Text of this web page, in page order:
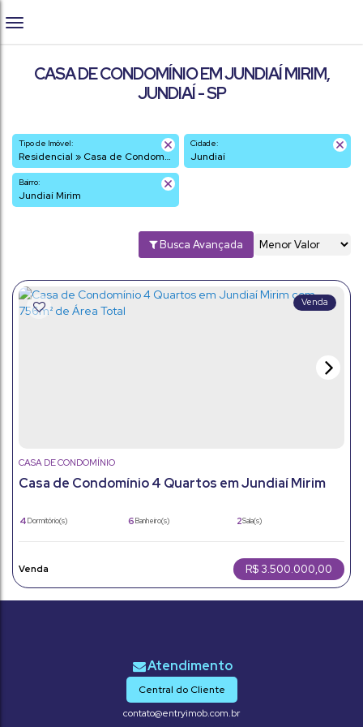
CASA DE CONDOMÍNIO EM JUNDIAÍ MIRIM,
JUNDIAÍ - SP
Tipo de Imóvel:
Residencial » Casa de Condomínio
Cidade:
Jundiaí
Bairro:
Jundiaí Mirim
Busca Avançada
Casa de Condomínio 4 Quartos em Jundiaí Mirim
CASA DE CONDOMÍNIO
R$ 3.500.000,00
4Dormitório(s) 6Banheiro(s) 2Sala(s)
Central do Cliente
contato@entryimob.com.br